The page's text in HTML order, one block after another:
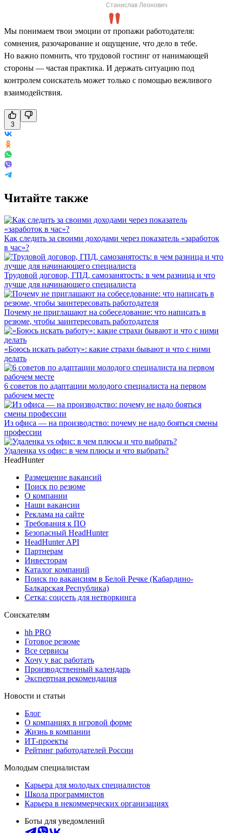
Станислав Леонович
Мы понимаем твои эмоции от пропажи работодателя:
сомнения, разочарование и ощущение, что дело в тебе.
Но важно помнить, что трудовой гостинг от нанимающей
стороны — частая практика. И держать ситуацию под
контролем соискатель может только с помощью вежливого
взаимодействия.
3
Читайте также
Как следить за своими доходами через показатель «заработок
в час»?
Трудовой договор, ГПД, самозанятость: в чем разница и что
лучше для начинающего специалиста
Почему не приглашают на собеседование: что написать в
резюме, чтобы заинтересовать работодателя
«Боюсь искать работу»: какие страхи бывают и что с ними
делать
6 советов по адаптации молодого специалиста на первом
рабочем месте
Из офиса — на производство: почему не надо бояться смены
профессии
Удаленка vs офис: в чем плюсы и что выбрать?
HeadHunter
Размещение вакансий
Поиск по резюме
О компании
Наши вакансии
Реклама на сайте
Требования к ПО
Безопасный HeadHunter
HeadHunter API
Партнерам
Инвесторам
Каталог компаний
Поиск по вакансиям в Белой Речке (Кабардино-
Балкарская Республика)
Сетка: соцсеть для нетворкинга
Соискателям
hh PRO
Готовое резюме
Все сервисы
Хочу у вас работать
Производственный календарь
Экспертная рекомендация
Новости и статьи
Блог
О компаниях в игровой форме
Жизнь в компании
ИТ-проекты
Рейтинг работодателей России
Молодым специалистам
Карьера для молодых специалистов
Школа программистов
Карьера в некоммерческих организациях
Боты для уведомлений